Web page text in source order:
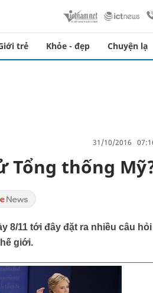
trẻ Khỏe - đẹp Chuyện lạ
31/10/2016
Tổng thống
8/11 tới đây đặt ra nhiều câu
giới.